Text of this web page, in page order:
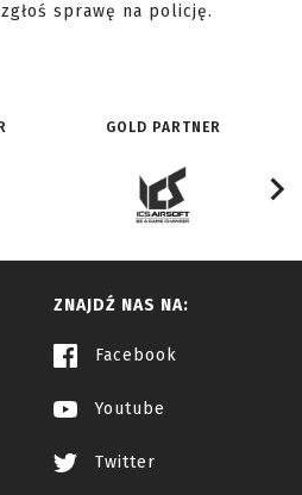
sprawę na policję.
GOLD PARTNER
ZNAJDŹ NAS NA:
Facebook
Youtube
Twitter